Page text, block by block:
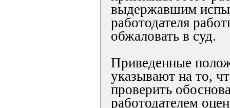
выдержавшим
работодателя
обжаловать в суд.
Приведенные
указывают на то,
проверить
работодателем